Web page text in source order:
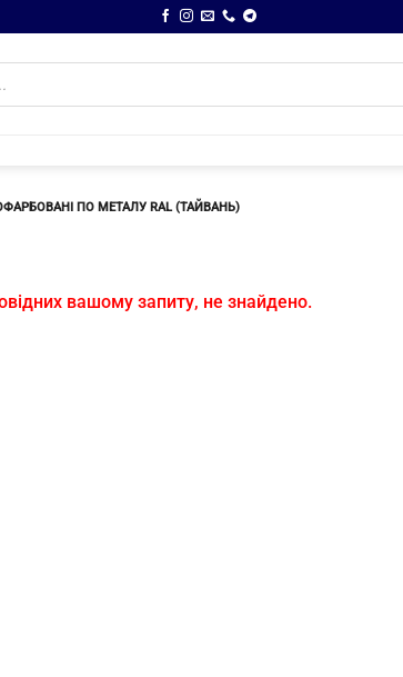
ПО МЕТАЛУ RAL (ТАЙВАНЬ)
вашому запиту, не знайдено.